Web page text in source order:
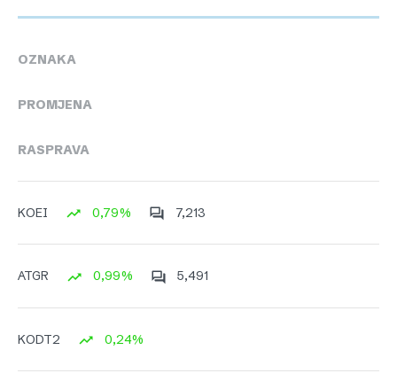
OZNAKA
PROMJENA
RASPRAVA
KOEI 0,79% 7,213
ATGR 0,99% 5,491
KODT2 0,24%